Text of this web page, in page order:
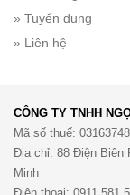
» Tuyển dụng
» Liên hệ
CÔNG TY TNHH
Mã số thuế:
Địa chỉ: 88 Điện Biên
Minh